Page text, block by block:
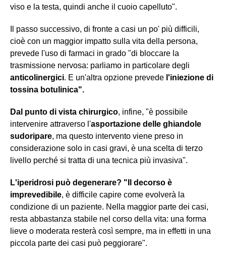
viso e la testa, quindi anche il cuoio capelluto".
Il passo successivo, di fronte a casi un po' più difficili,
cioè con un maggior impatto sulla vita della persona,
prevede l'uso di farmaci in grado "di bloccare la
trasmissione nervosa: parliamo in particolare degli
anticolinergici. E un'altra opzione prevede l'iniezione di
tossina botulinica".
Dal punto di vista chirurgico, infine, "è possibile
intervenire attraverso l'asportazione delle ghiandole
sudoripare, ma questo intervento viene preso in
considerazione solo in casi gravi, è una scelta di terzo
livello perché si tratta di una tecnica più invasiva".
L'iperidrosi può degenerare? "Il decorso è
imprevedibile, è difficile capire come evolverà la
condizione di un paziente. Nella maggior parte dei casi,
resta abbastanza stabile nel corso della vita: una forma
lieve o moderata resterà così sempre, ma in effetti in una
piccola parte dei casi può peggiorare".